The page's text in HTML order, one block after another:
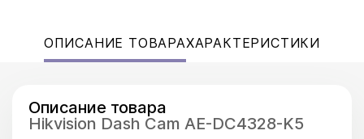
ОПИСАНИЕ ТОВАРАХАРАКТЕРИСТИКИ
Описание товара
Hikvision Dash Cam AE-DC4328-K5